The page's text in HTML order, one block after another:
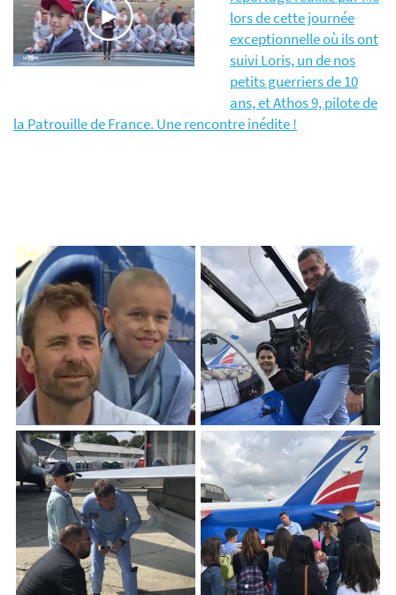
lors de cette journée
exceptionnelle où ils ont
suivi Loris, un de nos
petits guerriers de 10
ans, et Athos 9, pilote de
la Patrouille de France. Une rencontre inédite !